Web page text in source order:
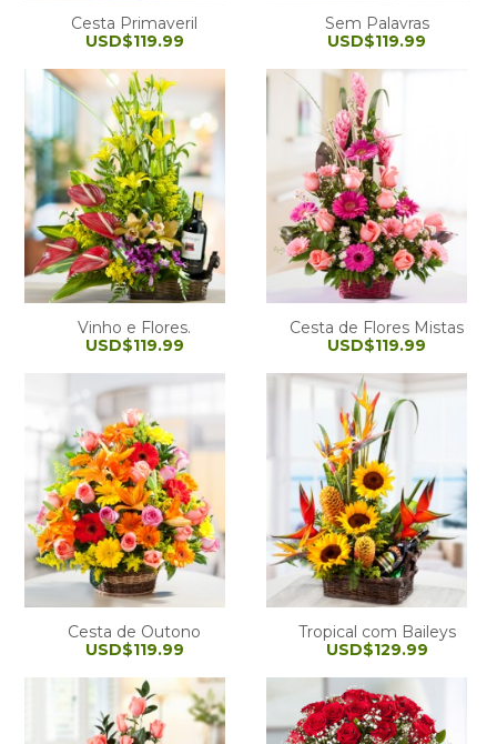
Cesta Primaveril
USD$119.99
Sem Palavras
USD$119.99
Vinho e Flores.
USD$119.99
Cesta de Flores Mistas
USD$119.99
Cesta de Outono
USD$119.99
Tropical com Baileys
USD$129.99